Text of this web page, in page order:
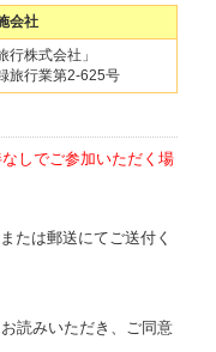
会社
行株式会社」
旅行業第2-625号
しでご参加いただく場
たは郵送にてご送付く
読みいただき、ご同意